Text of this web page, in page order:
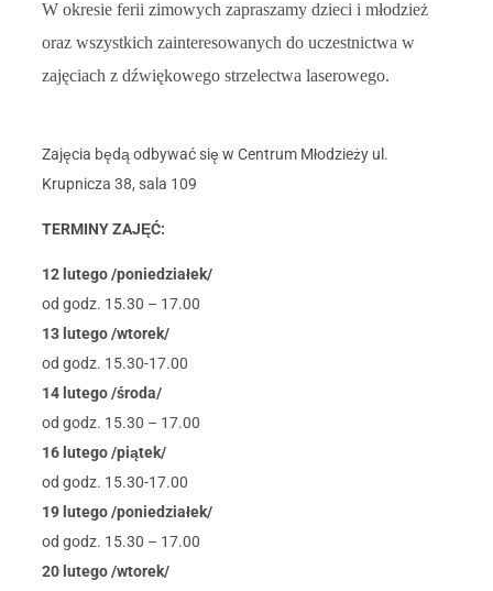
W okresie ferii zimowych zapraszamy dzieci i młodzież
oraz wszystkich zainteresowanych do uczestnictwa w
zajęciach z dźwiękowego strzelectwa laserowego.
Zajęcia będą odbywać się w Centrum Młodzieży ul.
Krupnicza 38, sala 109
TERMINY ZAJĘĆ:
12 lutego /poniedziałek/
od godz. 15.30 – 17.00
13 lutego /wtorek/
od godz. 15.30-17.00
14 lutego /środa/
od godz. 15.30 – 17.00
16 lutego /piątek/
od godz. 15.30-17.00
19 lutego /poniedziałek/
od godz. 15.30 – 17.00
20 lutego /wtorek/